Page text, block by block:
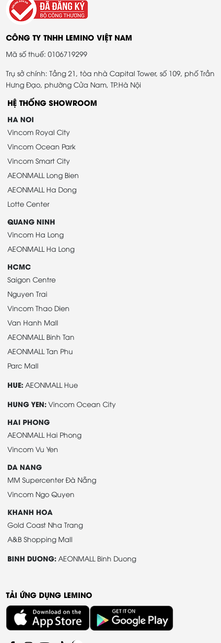
CÔNG TY TNHH LEMINO VIỆT NAM
Mã số thuế: 0106719299
Trụ sở chính: Tầng 21, tòa nhà Capital Tower, số 109, phố Trần
Hưng Đạo, phường Cửa Nam, TP.Hà Nội
HỆ THỐNG SHOWROOM
HA NOI
Vincom Royal City
Vincom Ocean Park
Vincom Smart City
AEONMALL Long Bien
AEONMALL Ha Dong
Lotte Center
QUANG NINH
Vincom Ha Long
AEONMALL Ha Long
HCMC
Saigon Centre
Nguyen Trai
Vincom Thao Dien
Van Hanh Mall
AEONMALL Binh Tan
AEONMALL Tan Phu
Parc Mall
HUE: AEONMALL Hue
HUNG YEN: Vincom Ocean City
HAI PHONG
AEONMALL Hai Phong
Vincom Vu Yen
DA NANG
MM Supercenter Đà Nẵng
Vincom Ngo Quyen
KHANH HOA
Gold Coast Nha Trang
A&B Shopping Mall
BINH DUONG: AEONMALL Binh Duong
TẢI ỨNG DỤNG LEMINO